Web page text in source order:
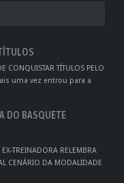
CONQUISTAR TÍTULOS PELO
uma vez entrou para a
DO BASQUETE
TREINADORA RELEMBRA
CENÁRIO DA MODALIDADE